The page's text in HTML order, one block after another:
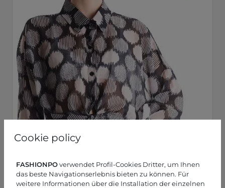
Cookie policy
FASHIONPOverwendet Profil-Cookies Dritter, um Ihnen
das beste Navigationserlebnis bieten zu können. Für
weitere Informationen über die Installation der einzelnen